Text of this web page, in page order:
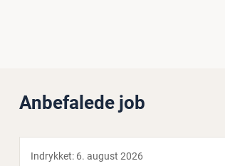
Anbefalede job
Indrykket: 6. august 2026